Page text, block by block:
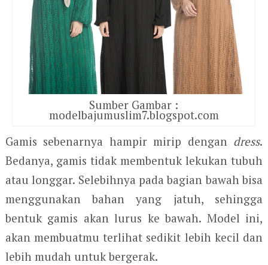
Sumber Gambar :
modelbajumuslim7.blogspot.com
Gamis sebenarnya hampir mirip dengan dress.
Bedanya, gamis tidak membentuk lekukan tubuh
atau longgar. Selebihnya pada bagian bawah bisa
menggunakan bahan yang jatuh, sehingga
bentuk gamis akan lurus ke bawah. Model ini,
akan membuatmu terlihat sedikit lebih kecil dan
lebih mudah untuk bergerak.